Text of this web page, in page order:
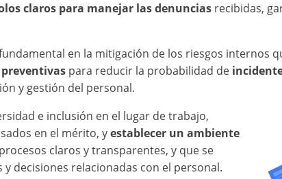
claros para manejar las denuncias recibidas,
en la mitigación de los riesgos internos
para reducir la probabilidad de
y gestión del personal.
e inclusión en el lugar de trabajo,
en el mérito, yestablecer un ambiente
claros y transparentes, y que se
decisiones relacionadas con el personal.